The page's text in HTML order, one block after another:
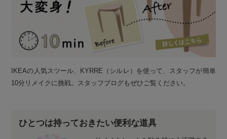
IKEAの人気スツール、KYRRE（シルレ）を使って、スタッフが簡単
10分リメイクに挑戦。スタッフブログもぜひご覧ください。
ひとつは持っておきたい便利な道具